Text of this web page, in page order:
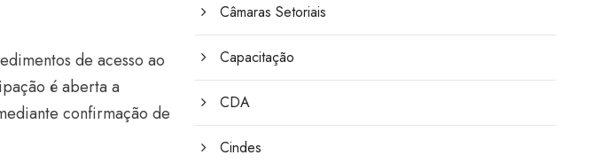
de acesso ao
é aberta a
confirmação de
Câmaras Setoriais
Capacitação
CDA
Cindes